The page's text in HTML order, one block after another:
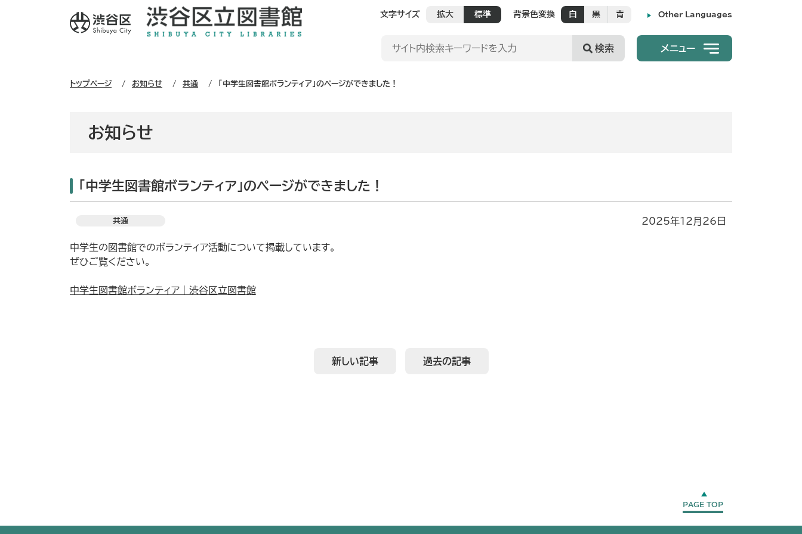
文字サイズ 拡大 標準 背景色変換 白 黒 青 Other Languages
検索 メニュー
トップページ お知らせ 共通 「中学生図書館ボランティア」のページができました！
お知らせ
「中学生図書館ボランティア」のページができました！
共通 2025年12月26日
中学生の図書館でのボランティア活動について掲載しています。
ぜひご覧ください。
中学生図書館ボランティア｜渋谷区立図書館
新しい記事 過去の記事
PAGE TOP